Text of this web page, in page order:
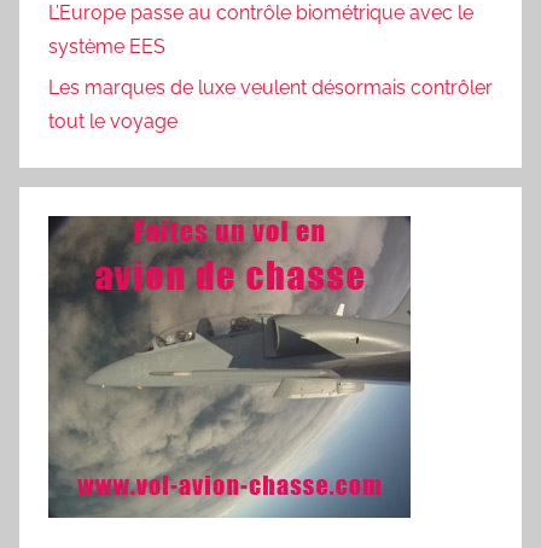
L’Europe passe au contrôle biométrique avec le
système EES
Les marques de luxe veulent désormais contrôler
tout le voyage